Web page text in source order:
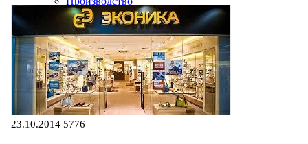
23.10.2014 5776